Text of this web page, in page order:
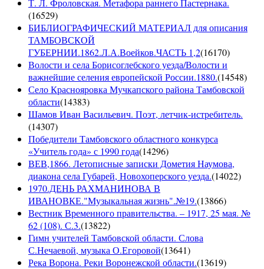
(16529)
БИБЛИОГРАФИЧЕСКИЙ МАТЕРИАЛ для описания
ТАМБОВСКОЙ
ГУБЕРНИИ.1862.Л.А.Воейков.ЧАСТЬ 1,2(16170)
Волости и села Борисоглебского уезда/Волости и
важнейшие селения европейской России.1880.(14548)
Село Краснояровка Мучкапского района Тамбовской
области(14383)
Шамов Иван Васильевич. Поэт, летчик-истребитель.
(14307)
Победители Тамбовского областного конкурса
«Учитель года» с 1990 года(14296)
ВЕВ,1866. Летописные записки Дометия Наумова,
диакона села Губарей, Новохоперского уезда.(14022)
1970.ДЕНЬ РАХМАНИНОВА В
ИВАНОВКЕ."Музыкальная жизнь".№19.(13866)
Вестник Временного правительства. – 1917, 25 мая. №
62 (108). С.3.(13822)
Гимн учителей Тамбовской области. Слова
С.Нечаевой, музыка О.Егоровой(13641)
Река Ворона. Реки Воронежской области.(13619)